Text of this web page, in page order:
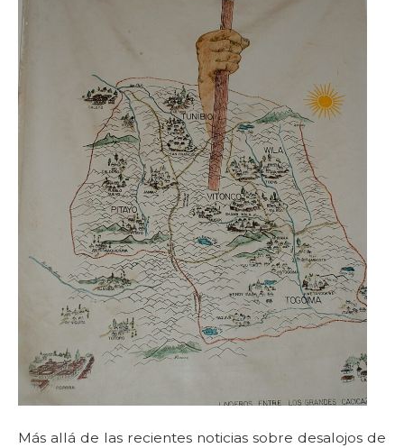
Más allá de las recientes noticias sobre desalojos de